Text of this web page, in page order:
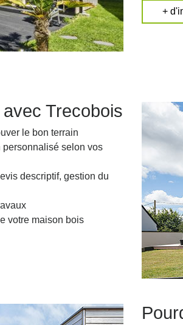
+
Trecobois
le bon terrain
personnalisé selon vos
descriptif, gestion du
votre maison bois